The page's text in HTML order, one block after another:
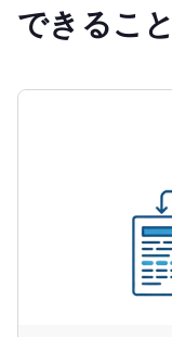
できること